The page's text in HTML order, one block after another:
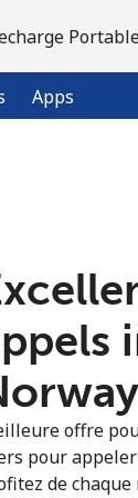
Apps
offre
pour
de